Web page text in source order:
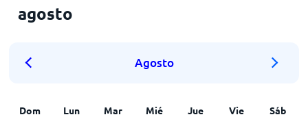
agosto
Agosto
Dom Lun Mar Mié Jue Vie Sáb